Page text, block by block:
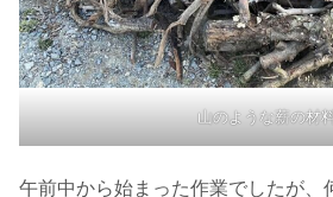
山のような薪の材
午前中から始まった作業でしたが、